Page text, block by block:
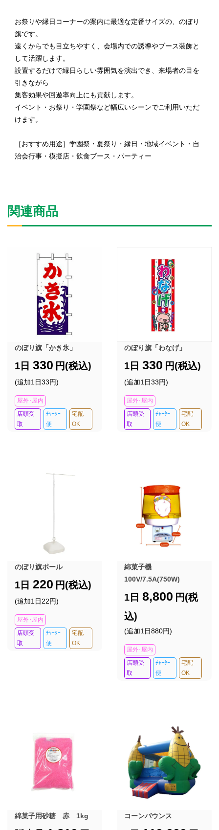
お祭りや縁日コーナーの案内に最適な定番サイズの、のぼり
旗です。
遠くからでも目立ちやすく、会場内での誘導やブース装飾と
して活躍します。
設置するだけで縁日らしい雰囲気を演出でき、来場者の目を
引きながら
集客効果や回遊率向上にも貢献します。
イベント・お祭り・学園祭など幅広いシーンでご利用いただ
けます。
［おすすめ用途］学園祭・夏祭り・縁日・地域イベント・自
治会行事・模擬店・飲食ブース・パーティー
関連商品
のぼり旗「かき氷」
1日 330 円(税込)
(追加1日33円)
屋外･屋内
店頭受
取
ﾁｬｰﾀｰ
便
宅配
OK
のぼり旗「わなげ」
1日 330 円(税込)
(追加1日33円)
屋外･屋内
店頭受
取
ﾁｬｰﾀｰ
便
宅配
OK
のぼり旗ポール
1日 220 円(税込)
(追加1日22円)
屋外･屋内
店頭受
取
ﾁｬｰﾀｰ
便
宅配
OK
綿菓子機
100V/7.5A(750W)
1日 8,800 円(税
込)
(追加1日880円)
屋外･屋内
店頭受
取
ﾁｬｰﾀｰ
便
宅配
OK
綿菓子用砂糖 赤 1kg コーンバウンス